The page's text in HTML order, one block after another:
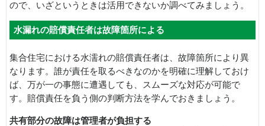
ので、いざというときは活用できないか調べてみましょう。
水漏れの賠償責任者は故障箇所による
集合住宅における水濡れの賠償責任者は、故障箇所により異
なります。誰が責任を取るべきなのかを明確に理解しておけ
ば、万が一の事態に遭遇しても、スムーズな対応が可能で
す。賠償責任を負う側の判断方法を学んでおきましょう。
共有部分の故障は管理者が負担する